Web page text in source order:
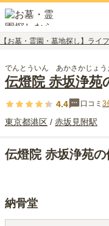
【お墓・霊園・墓地探し】ライ
でんとういん あかさかじょう
伝燈院 赤坂浄苑
4.4 口コミ 3
東京都港区 / 赤坂見附駅
伝燈院 赤坂浄苑の
納骨堂